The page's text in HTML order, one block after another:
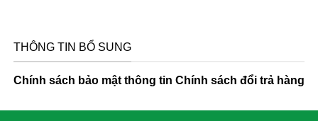
THÔNG TIN BỔ SUNG
Chính sách bảo mật thông tin Chính sách đổi trả hàng